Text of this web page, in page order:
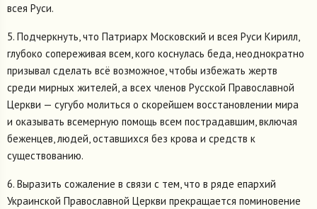
всея Руси.
5. Подчеркнуть, что Патриарх Московский и всея Руси Кирилл,
глубоко сопереживая всем, кого коснулась беда, неоднократно
призывал сделать всё возможное, чтобы избежать жертв
среди мирных жителей, а всех членов Русской Православной
Церкви — сугубо молиться о скорейшем восстановлении мира
и оказывать всемерную помощь всем пострадавшим, включая
беженцев, людей, оставшихся без крова и средств к
существованию.
6. Выразить сожаление в связи с тем, что в ряде епархий
Украинской Православной Церкви прекращается поминовение